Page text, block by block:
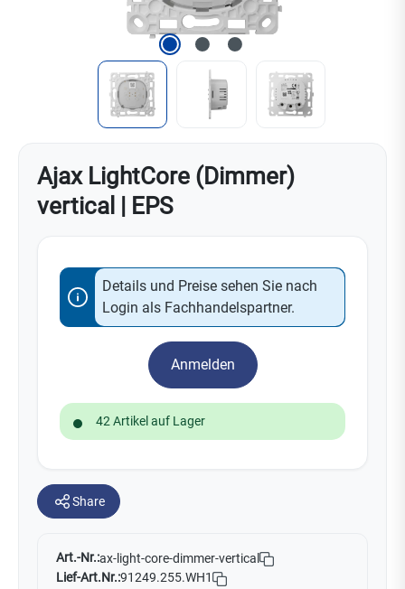
Ajax LightCore (Dimmer)
vertical | EPS
Details und Preise sehen Sie nach
Login als Fachhandelspartner.
Anmelden
42 Artikel auf Lager
Share
Art.-Nr.:ax-light-core-dimmer-vertical
Lief-Art.Nr.:91249.255.WH1